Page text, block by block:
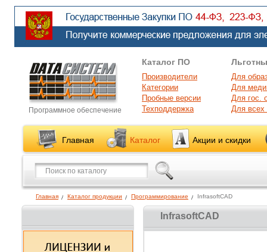
Программное обеспечение
Каталог ПО
Производители
Категории
Пробные версии
Техподдержка
Для
Для
Для гос.
Для
Главная Каталог Акции и скидки
Главная Каталог продукции Программирование InfrasoftCAD
InfrasoftCAD